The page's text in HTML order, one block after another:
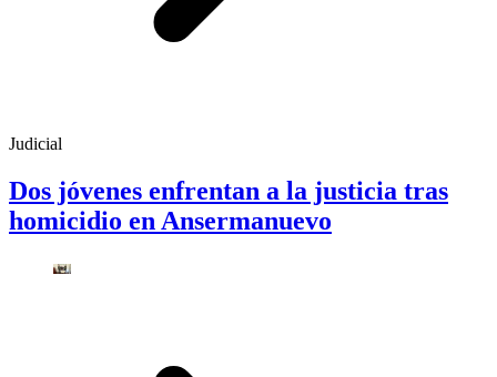
Judicial
Dos jóvenes enfrentan a la justicia tras
homicidio en Ansermanuevo